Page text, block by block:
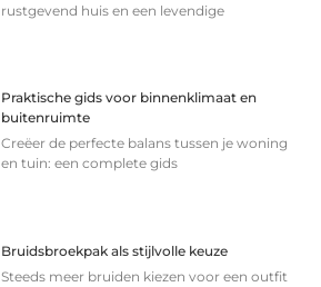
rustgevend huis en een levendige
Praktische gids voor binnenklimaat en
buitenruimte
Creëer de perfecte balans tussen je woning
en tuin: een complete gids
Bruidsbroekpak als stijlvolle keuze
Steeds meer bruiden kiezen voor een outfit